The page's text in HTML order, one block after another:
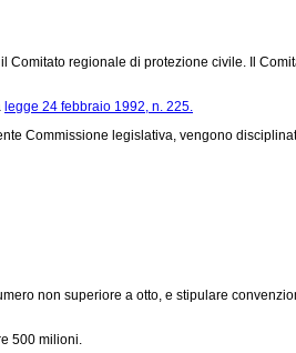
Comitato regionale di protezione civile. Il
legge 24 febbraio 1992, n. 225.
Commissione legislativa, vengono
non superiore a otto, e stipulare
500 milioni.